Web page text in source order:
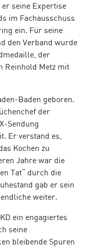
er seine Expertise
im Fachausschuss
ein. Für seine
den Verband wurde
der
Reinhold Metz mit
Baden geboren.
der
Sendung
Er verstand es,
Kochen zu
Jahre war die
Tat“ durch die
gab er sein
weiter.
ein engagiertes
seine
bleibende Spuren